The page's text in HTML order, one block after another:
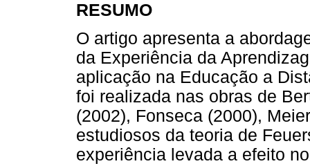
RESUMO
O artigo apresenta a
da Experiência da
aplicação na Educação a
foi realizada nas obras de
(2002), Fonseca (2000),
estudiosos da teoria de
experiência levada a efeito